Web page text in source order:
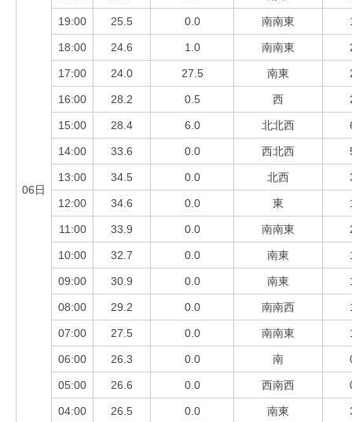
06日
19:00 25.5 0.0 南南東
18:00 24.6 1.0 南南東
17:00 24.0 27.5 南東
16:00 28.2 0.5 西
15:00 28.4 6.0 北北西
14:00 33.6 0.0 西北西
13:00 34.5 0.0 北西
12:00 34.6 0.0 東
11:00 33.9 0.0 南南東
10:00 32.7 0.0 南東
09:00 30.9 0.0 南東
08:00 29.2 0.0 南南西
07:00 27.5 0.0 南南東
06:00 26.3 0.0 南
05:00 26.6 0.0 西南西
04:00 26.5 0.0 南東